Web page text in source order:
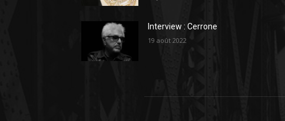
Interview : Cerrone
19 août 2022